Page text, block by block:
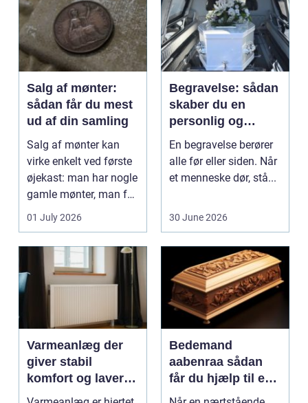
Salg af mønter:
sådan får du mest
ud af din samling
Salg af mønter kan
virke enkelt ved første
øjekast: man har nogle
gamle mønter, man får
dem vurderet...
01 July 2026
Begravelse: sådan
skaber du en
personlig og
respektfuld afsked
En begravelse berører
alle før eller siden. Når
et menneske dør, stå...
30 June 2026
Varmeanlæg der
giver stabil
komfort og lavere
energiregning
Bedemand
aabenraa sådan
får du hjælp til en
værdig afsked